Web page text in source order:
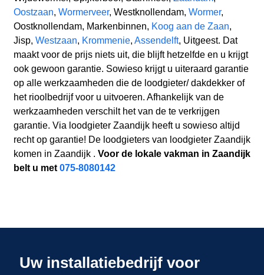
Oostzaan, Wormerveer, Westknollendam, Wormer,
Oostknollendam, Markenbinnen, Koog aan de Zaan,
Jisp, Westzaan, Krommenie, Assendelft, Uitgeest. Dat
maakt voor de prijs niets uit, die blijft hetzelfde en u krijgt
ook gewoon garantie. Sowieso krijgt u uiteraard garantie
op alle werkzaamheden die de loodgieter/ dakdekker of
het rioolbedrijf voor u uitvoeren. Afhankelijk van de
werkzaamheden verschilt het van de te verkrijgen
garantie. Via loodgieter Zaandijk heeft u sowieso altijd
recht op garantie! De loodgieters van loodgieter Zaandijk
komen in Zaandijk . Voor de lokale vakman in Zaandijk
belt u met075-8080142
Uw installatiebedrijf voor